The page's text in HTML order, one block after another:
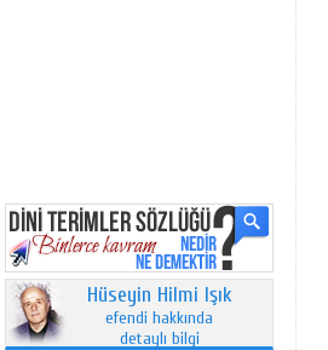
Hüseyin Hilmi Işık
efendi hakkında
detaylı bilgi